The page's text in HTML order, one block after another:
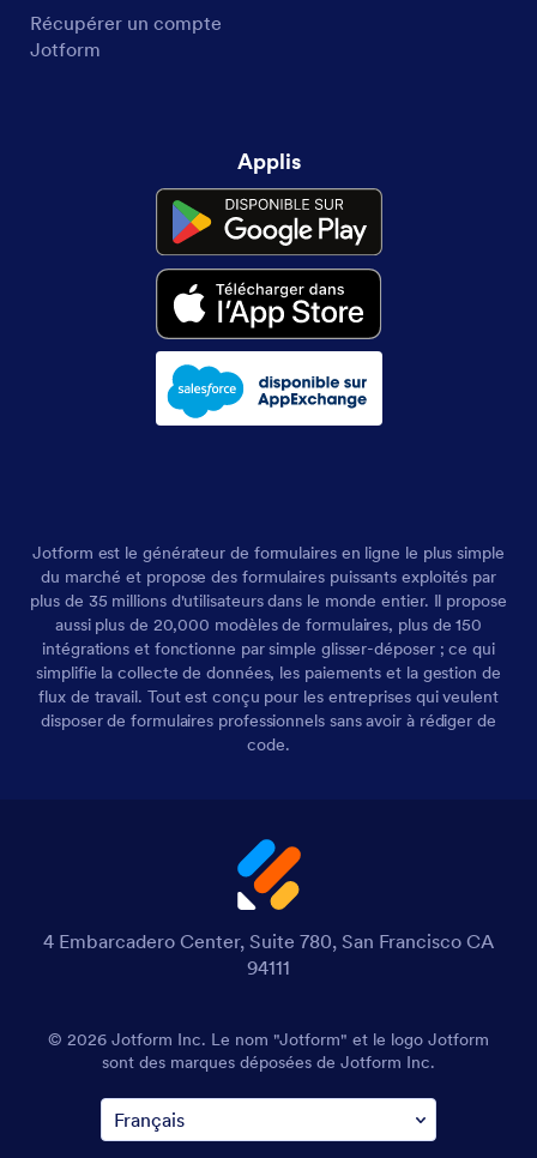
Récupérer un compte
Jotform
Applis
Jotform est le générateur de formulaires en ligne le plus simple
du marché et propose des formulaires puissants exploités par
plus de 35 millions d'utilisateurs dans le monde entier. Il propose
aussi plus de 20,000 modèles de formulaires, plus de 150
intégrations et fonctionne par simple glisser-déposer ; ce qui
simplifie la collecte de données, les paiements et la gestion de
flux de travail. Tout est conçu pour les entreprises qui veulent
disposer de formulaires professionnels sans avoir à rédiger de
code.
4 Embarcadero Center, Suite 780, San Francisco CA
94111
© 2026 Jotform Inc. Le nom "Jotform" et le logo Jotform
sont des marques déposées de Jotform Inc.